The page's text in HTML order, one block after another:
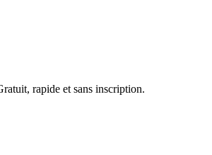
rapide et sans inscription.